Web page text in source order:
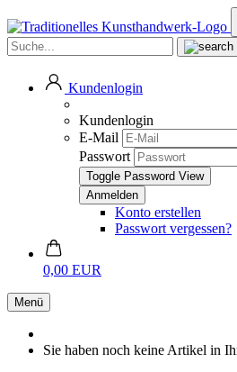
Kundenlogin
Kundenlogin
E-Mail
Passwort
Toggle Password View
Konto erstellen
Passwort vergessen?
0,00 EUR
Menü
Sie haben noch keine Artikel in